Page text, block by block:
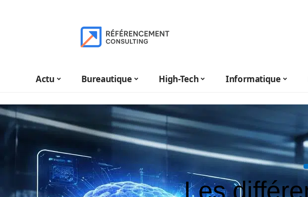
Actu Bureautique High-Tech Informatique
Les